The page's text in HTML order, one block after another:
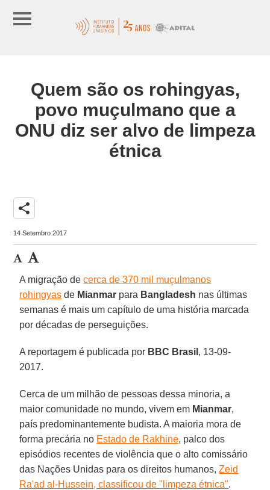
Quem são os rohingyas,
povo muçulmano que a
ONU diz ser alvo de limpeza
étnica
share
14 Setembro 2017
A migração decerca de 370 mil muçulmanos
rohingyas de Mianmar para Bangladesh nas últimas
semanas é mais um capítulo de uma história marcada
por décadas de perseguições.
A reportagem é publicada por BBC Brasil , 13-09-
2017.
Cerca de um milhão de pessoas dessa minoria, a
maior comunidade no mundo, vivem em Mianmar,
país predominantemente budista. A maioria mora de
forma precária no Estado de Rakhine, palco dos
episódios recentes de violência que o alto comissário
das Nações Unidas para os direitos humanos,Zeid
Ra'ad al-Hussein, classificou de "limpeza étnica".